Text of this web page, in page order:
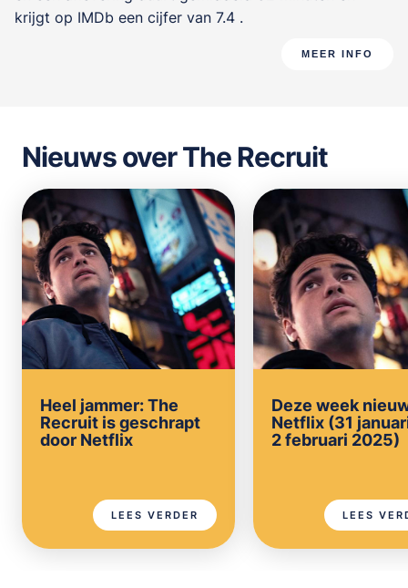
krijgt op IMDb een cijfer van 7.4 .
MEER INFO
Nieuws over The Recruit
Heel jammer: The
Recruit is geschrapt
door Netflix
LEES VERDER
Deze week
Netflix (31
2 februari 2025)
LEES